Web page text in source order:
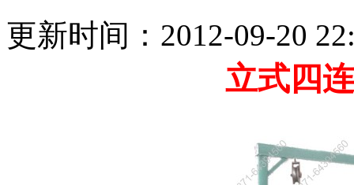
更新时间：2012-09-20
立式四